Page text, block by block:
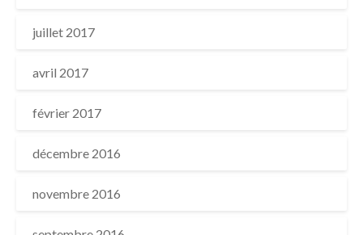
juillet 2017
avril 2017
février 2017
décembre 2016
novembre 2016